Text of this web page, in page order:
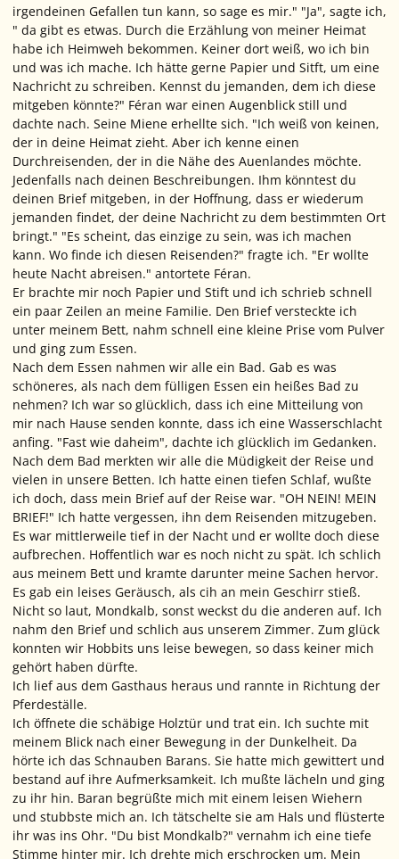
irgendeinen Gefallen tun kann, so sage es mir." "Ja", sagte ich,
" da gibt es etwas. Durch die Erzählung von meiner Heimat
habe ich Heimweh bekommen. Keiner dort weiß, wo ich bin
und was ich mache. Ich hätte gerne Papier und Sitft, um eine
Nachricht zu schreiben. Kennst du jemanden, dem ich diese
mitgeben könnte?" Féran war einen Augenblick still und
dachte nach. Seine Miene erhellte sich. "Ich weiß von keinen,
der in deine Heimat zieht. Aber ich kenne einen
Durchreisenden, der in die Nähe des Auenlandes möchte.
Jedenfalls nach deinen Beschreibungen. Ihm könntest du
deinen Brief mitgeben, in der Hoffnung, dass er wiederum
jemanden findet, der deine Nachricht zu dem bestimmten Ort
bringt." "Es scheint, das einzige zu sein, was ich machen
kann. Wo finde ich diesen Reisenden?" fragte ich. "Er wollte
heute Nacht abreisen." antortete Féran.
Er brachte mir noch Papier und Stift und ich schrieb schnell
ein paar Zeilen an meine Familie. Den Brief versteckte ich
unter meinem Bett, nahm schnell eine kleine Prise vom Pulver
und ging zum Essen.
Nach dem Essen nahmen wir alle ein Bad. Gab es was
schöneres, als nach dem fülligen Essen ein heißes Bad zu
nehmen? Ich war so glücklich, dass ich eine Mitteilung von
mir nach Hause senden konnte, dass ich eine Wasserschlacht
anfing. "Fast wie daheim", dachte ich glücklich im Gedanken.
Nach dem Bad merkten wir alle die Müdigkeit der Reise und
vielen in unsere Betten. Ich hatte einen tiefen Schlaf, wußte
ich doch, dass mein Brief auf der Reise war. "OH NEIN! MEIN
BRIEF!" Ich hatte vergessen, ihn dem Reisenden mitzugeben.
Es war mittlerweile tief in der Nacht und er wollte doch diese
aufbrechen. Hoffentlich war es noch nicht zu spät. Ich schlich
aus meinem Bett und kramte darunter meine Sachen hervor.
Es gab ein leises Geräusch, als cih an mein Geschirr stieß.
Nicht so laut, Mondkalb, sonst weckst du die anderen auf. Ich
nahm den Brief und schlich aus unserem Zimmer. Zum glück
konnten wir Hobbits uns leise bewegen, so dass keiner mich
gehört haben dürfte.
Ich lief aus dem Gasthaus heraus und rannte in Richtung der
Pferdeställe.
Ich öffnete die schäbige Holztür und trat ein. Ich suchte mit
meinem Blick nach einer Bewegung in der Dunkelheit. Da
hörte ich das Schnauben Barans. Sie hatte mich gewittert und
bestand auf ihre Aufmerksamkeit. Ich mußte lächeln und ging
zu ihr hin. Baran begrüßte mich mit einem leisen Wiehern
und stubbste mich an. Ich tätschelte sie am Hals und flüsterte
ihr was ins Ohr. "Du bist Mondkalb?" vernahm ich eine tiefe
Stimme hinter mir. Ich drehte mich erschrocken um. Mein